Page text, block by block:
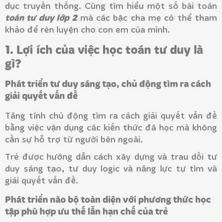
dục truyền thống. Cùng tìm hiểu một số bài toán
toán tư duy lớp 2 mà các bậc cha mẹ có thể tham
khảo để rèn luyện cho con em của mình.
1. Lợi ích của việc học toán tư duy là
gì?
Phát triển tư duy sáng tạo, chủ động tìm ra cách
giải quyết vấn đề
Tăng tính chủ động tìm ra cách giải quyết vấn đề
bằng việc vận dụng các kiến thức đã học mà không
cần sự hỗ trợ từ người bên ngoài.
Trẻ được hướng dẫn cách xây dựng và trau dồi tư
duy sáng tạo, tư duy logic và năng lực tự tìm và
giải quyết vấn đề.
Phát triển não bộ toàn diện với phương thức học
tập phù hợp ưu thế lẫn hạn chế của trẻ